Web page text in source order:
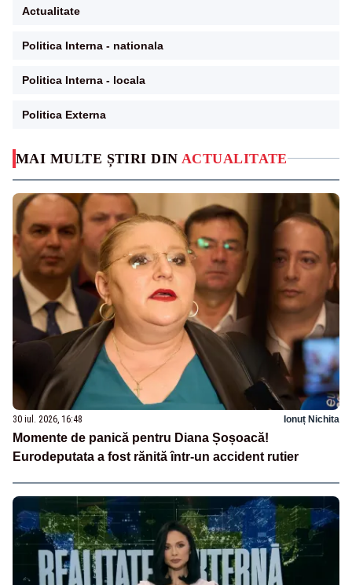
MAI MULTE ȘTIRI DIN ACTUALITATE
30 iul. 2026, 16:48 Ionuț Nichita
Momente de panică pentru Diana Șoșoacă!
Eurodeputata a fost rănită într-un accident rutier
Actualitate
Politica Interna - nationala
Politica Interna - locala
Politica Externa